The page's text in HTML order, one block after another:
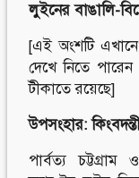
লুইনের বাঙালি-
[এই অংশটি
দেখে নিতে পারেন
টীকাতে রয়েছে]
উপসংহার:
পার্বত্য